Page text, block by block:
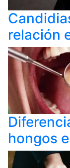
relación
hongos